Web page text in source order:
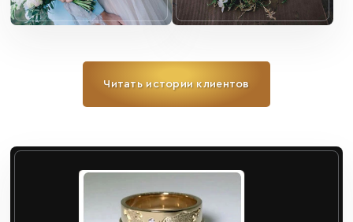
Читать истории клиентов